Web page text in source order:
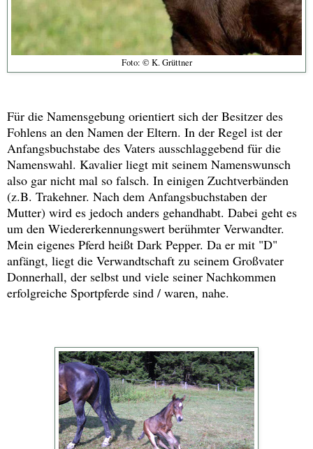
Foto: © K. Grüttner
Für die Namensgebung orientiert sich der Besitzer des
Fohlens an den Namen der Eltern. In der Regel ist der
Anfangsbuchstabe des Vaters ausschlaggebend für die
Namenswahl. Kavalier liegt mit seinem Namenswunsch
also gar nicht mal so falsch. In einigen Zuchtverbänden
(z.B. Trakehner. Nach dem Anfangsbuchstaben der
Mutter) wird es jedoch anders gehandhabt. Dabei geht es
um den Wiedererkennungswert berühmter Verwandter.
Mein eigenes Pferd heißt Dark Pepper. Da er mit "D"
anfängt, liegt die Verwandtschaft zu seinem Großvater
Donnerhall, der selbst und viele seiner Nachkommen
erfolgreiche Sportpferde sind / waren, nahe.